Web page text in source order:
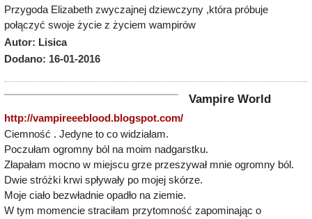
Przygoda Elizabeth zwyczajnej dziewczyny ,która próbuje
połączyć swoje życie z życiem wampirów
Autor: Lisica
Dodano: 16-01-2016
Vampire World
http://vampireeeblood.blogspot.com/
Ciemność . Jedyne to co widziałam.
Poczułam ogromny ból na moim nadgarstku.
Złapałam mocno w miejscu grze przeszywał mnie ogromny ból.
Dwie stróżki krwi spływały po mojej skórze.
Moje ciało bezwładnie opadło na ziemie.
W tym momencie straciłam przytomność zapominając o